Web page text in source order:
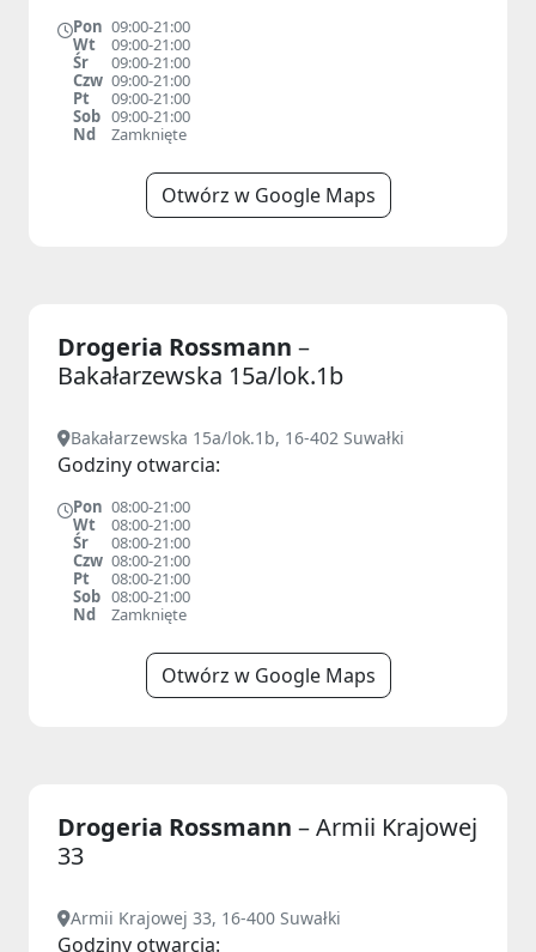
Pon 09:00-21:00
Wt
09:00-21:00
Śr
09:00-21:00
Czw 09:00-21:00
Pt
09:00-21:00
Sob 09:00-21:00
Nd
Zamknięte
Otwórz w Google Maps
Drogeria Rossmann –
Bakałarzewska 15a/lok.1b
Bakałarzewska 15a/lok.1b, 16-402 Suwałki
Godziny otwarcia:
Pon 08:00-21:00
Wt
08:00-21:00
Śr
08:00-21:00
Czw 08:00-21:00
Pt
08:00-21:00
Sob 08:00-21:00
Nd
Zamknięte
Otwórz w Google Maps
Drogeria Rossmann – Armii Krajowej
33
Armii Krajowej 33, 16-400 Suwałki
Godziny otwarcia: